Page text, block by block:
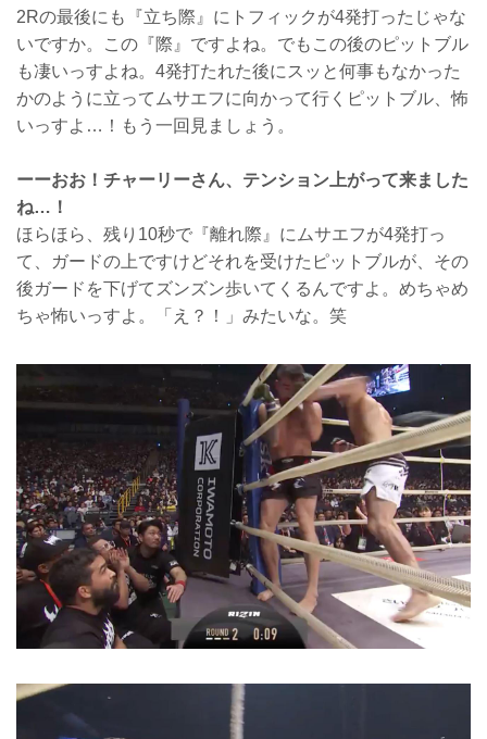
2Rの最後にも『立ち際』にトフィックが4発打ったじゃな
いですか。この『際』ですよね。でもこの後のピットブル
も凄いっすよね。4発打たれた後にスッと何事もなかった
かのように立ってムサエフに向かって行くピットブル、怖
いっすよ…！もう一回見ましょう。
ーーおお！チャーリーさん、テンション上がって来ました
ね…！
ほらほら、残り10秒で『離れ際』にムサエフが4発打っ
て、ガードの上ですけどそれを受けたピットブルが、その
後ガードを下げてズンズン歩いてくるんですよ。めちゃめ
ちゃ怖いっすよ。「え？！」みたいな。笑